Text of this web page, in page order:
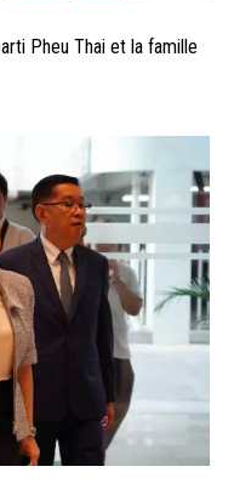
Pheu Thai et la famille